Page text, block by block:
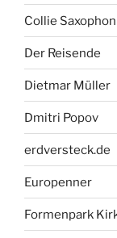
Collie Saxophon
Der Reisende
Dietmar Müller
Dmitri Popov
erdversteck.de
Europenner
Formenpark